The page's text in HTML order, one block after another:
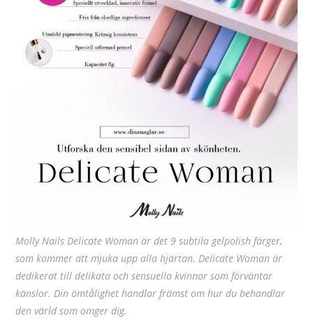
Molly Nails Delicate Woman är det 9 subtila gelpolish färger,
som kommer att mjuka upp alla hjärtan. Delicate Woman är
dedikerat till delikata och sensuella kvinnor som förväntar
känslor. Din ömtålighet handlar främst om hur du behandlar
den värld som omger dig.